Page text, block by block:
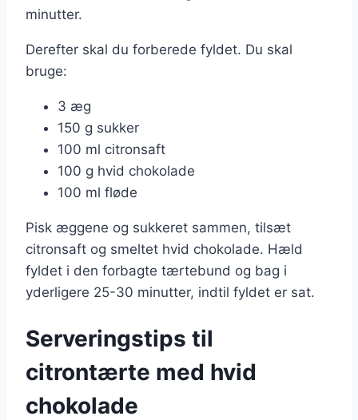
minutter.
Derefter skal du forberede fyldet. Du skal
bruge:
3 æg
150 g sukker
100 ml citronsaft
100 g hvid chokolade
100 ml fløde
Pisk æggene og sukkeret sammen, tilsæt
citronsaft og smeltet hvid chokolade. Hæld
fyldet i den forbagte tærtebund og bag i
yderligere 25-30 minutter, indtil fyldet er sat.
Serveringstips til
citrontærte med hvid
chokolade